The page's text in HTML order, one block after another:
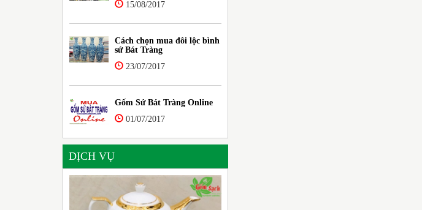
15/08/2017
Cách chọn mua đôi lộc bình
sứ Bát Tràng
23/07/2017
Gốm Sứ Bát Tràng Online
01/07/2017
DỊCH VỤ